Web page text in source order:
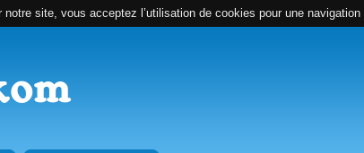
notre site, vous acceptez l’utilisation de cookies pour une